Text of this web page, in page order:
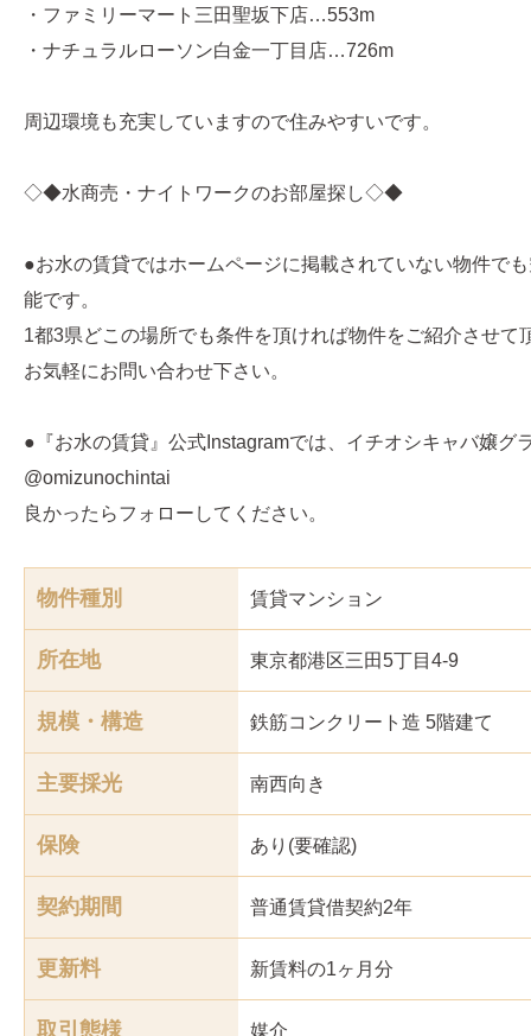
・ファミリーマート三田聖坂下店…553m
・ナチュラルローソン白金一丁目店…726m
周辺環境も充実していますので住みやすいです。
◇◆水商売・ナイトワークのお部屋探し◇◆
●お水の賃貸ではホームページに掲載されていない物件で
能です。
1都3県どこの場所でも条件を頂ければ物件をご紹介させて
お気軽にお問い合わせ下さい。
●『お水の賃貸』公式Instagramでは、イチオシキャバ嬢グ
@omizunochintai
良かったらフォローしてください。
物件種別 賃貸マンション
所在地 東京都港区三田5丁目4-9
規模・構造 鉄筋コンクリート造 5階建て
主要採光 南西向き
保険 あり(要確認)
契約期間 普通賃貸借契約2年
更新料 新賃料の1ヶ月分
取引態様 媒介